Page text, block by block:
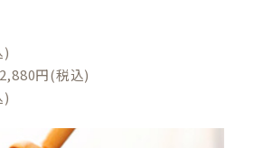
)
円(税込)
)